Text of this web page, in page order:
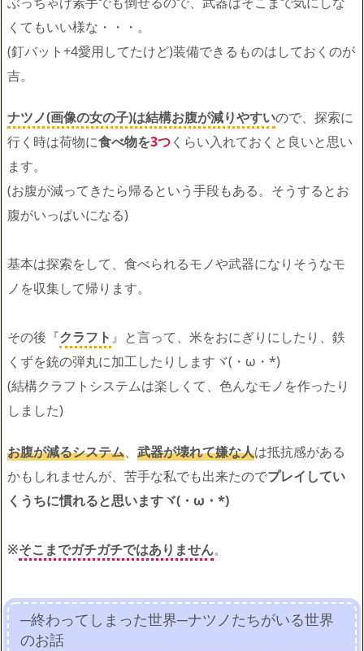
くてもいい様な・・・。
(釘バット+4愛用してたけど)装備できるものはしておくのが
吉。
ナツノ(画像の女の子)は結構お腹が減りやすいので、探索に
行く時は荷物に食べ物を3つくらい入れておくと良いと思い
ます。
(お腹が減ってきたら帰るという手段もある。そうするとお
腹がいっぱいになる)
基本は探索をして、食べられるモノや武器になりそうなモ
ノを収集して帰ります。
その後『クラフト 』と言って、米をおにぎりにしたり、鉄
くずを銃の弾丸に加工したりしますヾ(・ω・*)
(結構クラフトシステムは楽しくて、色んなモノを作ったり
しました)
お腹が減るシステム、 武器が壊れて嫌な人は抵抗感がある
かもしれませんが、苦手な私でも出来たのでプレイしてい
くうちに慣れると思いますヾ(・ω・*)
※そこまでガチガチではありません。
─終わってしまった世界─ナツノたちがいる世界
のお話